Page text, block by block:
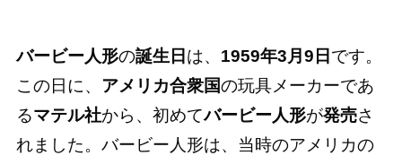
バービー人形の誕生日 は、 1959年3月9日 です。
この日に、 アメリカ合衆国の玩具メーカーであ
るマテル社から、初めてバービー人形が発売さ
れました。バービー人形は、当時のアメリカの